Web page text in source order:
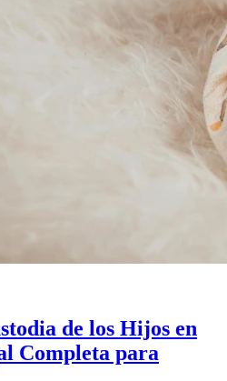
de los Hijos en
Completa para